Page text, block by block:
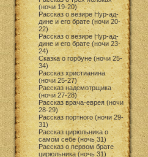
(ночи 19-20)
Рассказ о везире Нур-ад-
дине и его брате (ночи 20-
22)
Рассказ о везире Нур-ад-
дине и его брате (ночи 23-
24)
Сказка о горбуне (ночи 25-
34)
Рассказ христианина
(ночи 25-27)
Рассказ надсмотрщика
(ночи 27-28)
Рассказ врача-еврея (ночи
28-29)
Рассказ портного (ночи 29-
31)
Рассказ цирюльника о
самом себе (ночь 31)
Рассказ о первом брате
цирюльника (ночь 31)